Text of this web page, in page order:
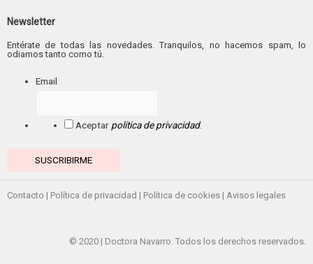
Newsletter
Entérate de todas las novedades. Tranquilos, no hacemos spam, lo
odiamos tanto como tú.
Email
Aceptar política de privacidad.
Contacto | Política de privacidad | Política de cookies | Avisos legales
© 2020 | Doctora Navarro. Todos los derechos reservados.